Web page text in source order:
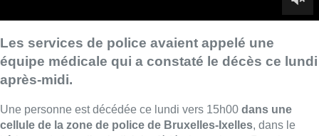
cellules se sont inquiétés de l’état de santé d’une personne
arrêtée la veille ont appelé une ambulance. Une équipe
d’ambulanciers est arrivée et ceux-ci ont commencé un
massage cardiaque avant de faire appel au SMUR, qui a
constaté le décès de la personne vers 15h00.
parquet de Bruxelles,la victime avait vu un médecin avant
d’être placée en cellule. Le médecin avait attesté que la